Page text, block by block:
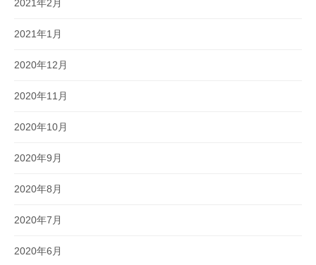
2021年2月
2021年1月
2020年12月
2020年11月
2020年10月
2020年9月
2020年8月
2020年7月
2020年6月